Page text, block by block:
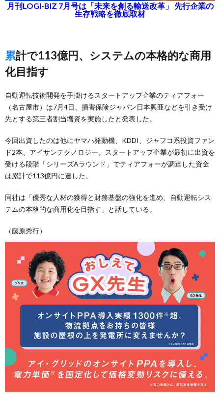
月刊LOGI-BIZ 7月号は「未来を創る輸送改革」 先行企業の
生存戦略を徹底取材
累計で113億円、システムの本格的な商用
化目指す
自動運転技術開発を手掛けるスタートアップ企業のティアフォー
（名古屋市）は7月4日、損害保険ジャパン日本興亜などを引き受け
先とする第三者割当増資を実施したと発表した。
今回出資したのは他にヤマハ発動機、KDDI、ジャフコ系投資ファン
ド2本、アイサンテクノロジー。スタートアップ企業が最初に出資を
受ける段階「シリーズAラウンド」でティアフォーが調達した資金
は累計で113億円に達した。
同社は「優秀な人材の獲得と財務基盤の強化を進め、自動運転シス
テムの本格的な商用化を目指す」と話している。
（藤原秀行）